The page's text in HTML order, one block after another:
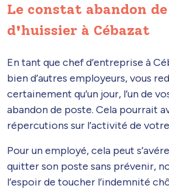
Le constat abandon
d'huissier à Cébazat
En tant que chef d’entreprise à
bien d’autres employeurs, vous
certainement qu’un jour, l’un de
abandon de poste. Cela pourrait
répercutions sur l’activité de
Pour un employé, cela peut
quitter son poste sans prévenir,
l’espoir de toucher l’indemnité